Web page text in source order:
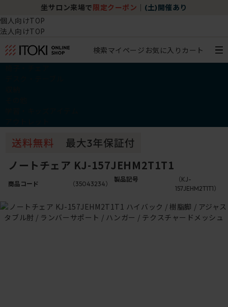
坐サロン来場で 限定クーポン (土)開催あり
個人向けTOP
法人向けTOP
検索マイページ お気に入り カート
ノートチェア KJ-157JEHM2T1T1
商品コード （35043234）
製品記号
（KJ-
157JEHM2T1T1）